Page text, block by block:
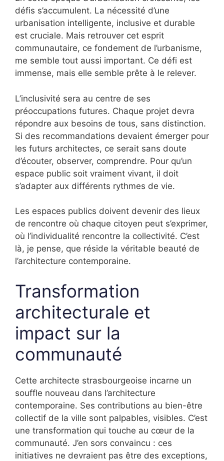
défis s’accumulent. La nécessité d’une
urbanisation intelligente, inclusive et durable
est cruciale. Mais retrouver cet esprit
communautaire, ce fondement de l’urbanisme,
me semble tout aussi important. Ce défi est
immense, mais elle semble prête à le relever.
L’inclusivité sera au centre de ses
préoccupations futures. Chaque projet devra
répondre aux besoins de tous, sans distinction.
Si des recommandations devaient émerger pour
les futurs architectes, ce serait sans doute
d’écouter, observer, comprendre. Pour qu’un
espace public soit vraiment vivant, il doit
s’adapter aux différents rythmes de vie.
Les espaces publics doivent devenir des lieux
de rencontre où chaque citoyen peut s’exprimer,
où l’individualité rencontre la collectivité. C’est
là, je pense, que réside la véritable beauté de
l’architecture contemporaine.
Transformation
architecturale et
impact sur la
communauté
Cette architecte strasbourgeoise incarne un
souffle nouveau dans l’architecture
contemporaine. Ses contributions au bien-être
collectif de la ville sont palpables, visibles. C’est
une transformation qui touche au cœur de la
communauté. J’en sors convaincu : ces
initiatives ne devraient pas être des exceptions,